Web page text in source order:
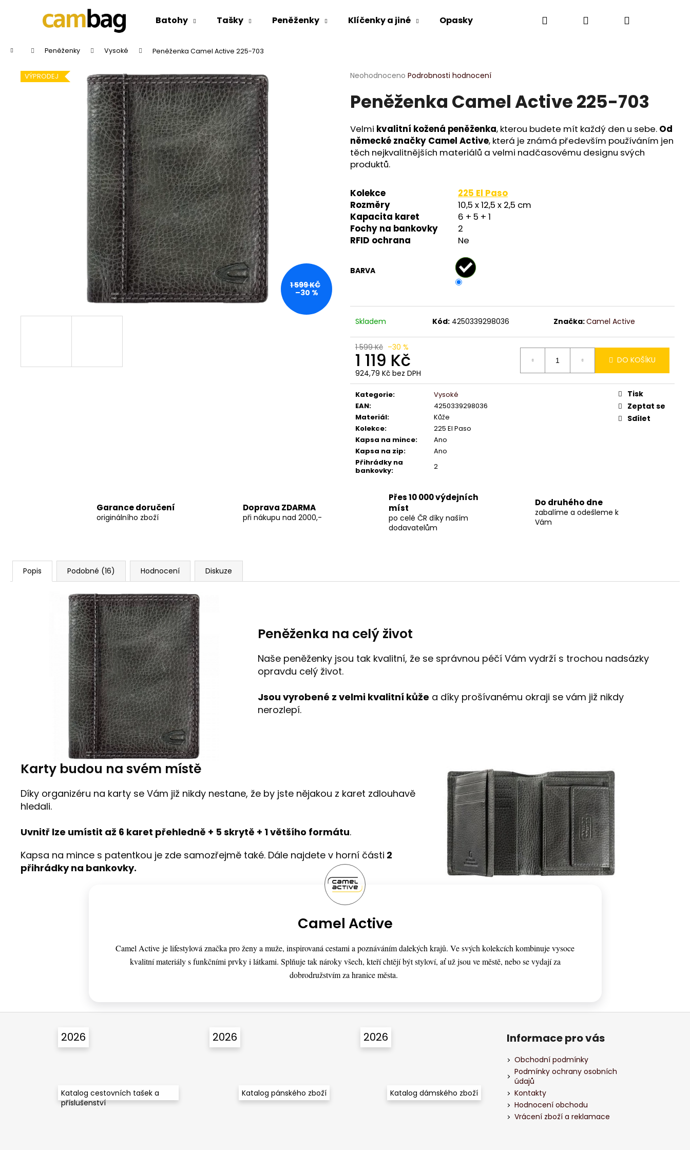
Batohy Tašky Peněženky Klíčenky a jiné Opasky Novinky
Hledat PřihlášeníNákupní
Domů Peněženky Vysoké Peněženka Camel Active 225-703
Průměrné
produktu
je
z
5
hvězdiček.
Neohodnoceno Podrobnosti hodnocení
Peněženka Camel Active 225-703
Velmi kvalitní kožená peněženka, kterou budete mít každý den u sebe. Od
německé značky Camel Active, která je známá především používáním jen
těch nejkvalitnějších materiálů a velmi nadčasovému designu svých
produktů.
Kolekce
225 El Paso
Rozměry
10,5 x 12,5 x 2,5 cm
Kapacita karet
6 + 5 + 1
Fochy na bankovky
2
RFID ochrana
Ne
BARVA
Skladem Kód: 4250339298036 Značka:Camel Active
1 599 Kč –30 %
1 119 Kč
924,79 Kč bez DPH
Měrná
cena:
DO KOŠÍKU
Kategorie:
Vysoké
EAN:
4250339298036
Materiál:
Kůže
Kolekce:
225 El Paso
Kapsa na mince:
Ano
Kapsa na zip:
Ano
Přihrádky na
bankovky: 2
Tisk
Zeptat se
Sdílet
VÝPRODEJ
1 599 KČ
–30 %
Garance doručení
originálního zboží
Doprava ZDARMA
při nákupu nad 2000,-
Přes 10 000 výdejních
míst
po celé ČR díky naším
dodavatelům
Do druhého dne
zabalíme a odešleme k
Vám
Popis Podobné (16) Hodnocení Diskuze
Peněženka na celý život
Naše peněženky jsou tak kvalitní, že se správnou péčí Vám vydrží s trochou nadsázky
opravdu celý život.
Jsou vyrobené z velmi kvalitní kůže a díky prošívanému okraji se vám již nikdy
nerozlepí.
Karty budou na svém místě
Díky organizéru na karty se Vám již nikdy nestane, že by jste nějakou z karet zdlouhavě
hledali.
Uvnitř lze umístit až 6 karet přehledně + 5 skrytě + 1 většího formátu.
Kapsa na mince s patentkou je zde samozřejmě také. Dále najdete v horní části 2
přihrádky na bankovky.
Camel Active
Camel Active je lifestylová značka pro ženy a muže, inspirovaná cestami a poznáváním dalekých krajů. Ve svých kolekcích kombinuje vysoce
kvalitní materiály s funkčními prvky i látkami. Splňuje tak nároky všech, kteří chtějí být styloví, ať už jsou ve městě, nebo se vydají za
dobrodružstvím za hranice města.
Zpět
obchodu
Zpět
obchodu
Co potřebujete najít?
HLEDAT
Doporučujeme
2026
Katalog cestovních tašek a
příslušenství
2026
Katalog pánského zboží
2026
Katalog dámského zboží
Informace pro vás
Obchodní podmínky
Podmínky ochrany osobních
údajů
Kontakty
Hodnocení obchodu
Vrácení zboží a reklamace